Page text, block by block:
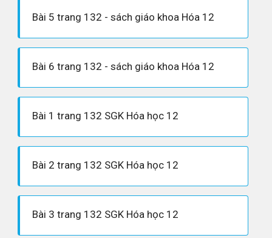
Bài 5 trang 132 - sách giáo khoa Hóa 12
Bài 6 trang 132 - sách giáo khoa Hóa 12
Bài 1 trang 132 SGK Hóa học 12
Bài 2 trang 132 SGK Hóa học 12
Bài 3 trang 132 SGK Hóa học 12